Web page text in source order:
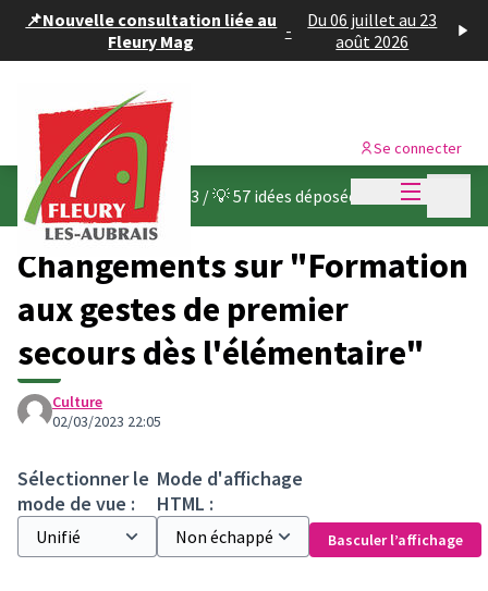
📌Nouvelle consultation liée au
Fleury Mag
-
Du 06 juillet au 23
août 2026
Menu
Se connecter
Budget participatif 2023 /💡 57 idées déposées
Changements sur "Formation
aux gestes de premier
secours dès l'élémentaire"
Culture
02/03/2023 22:05
Sélectionner le
mode de vue :
Mode d'affichage
HTML :
Basculer l’affichage
Panneau de gestion des cookies